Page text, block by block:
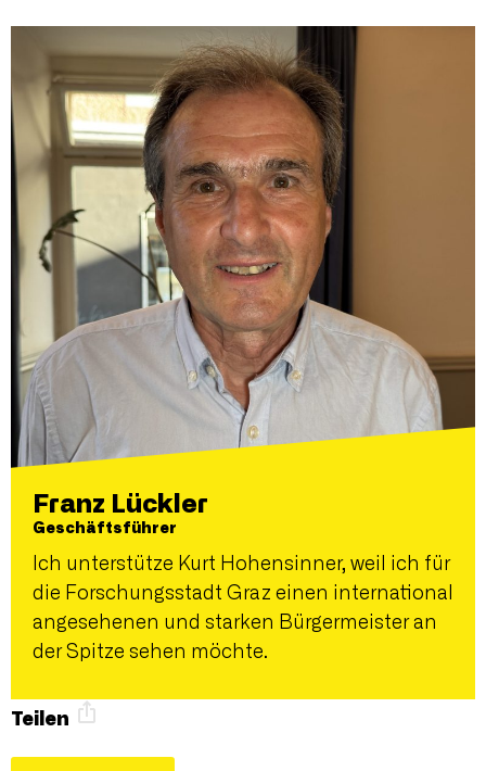
Franz Lückler
Geschäftsführer
Ich unterstütze Kurt Hohensinner, weil ich für
die Forschungsstadt Graz einen international
angesehenen und starken Bürgermeister an
der Spitze sehen möchte.
Teilen